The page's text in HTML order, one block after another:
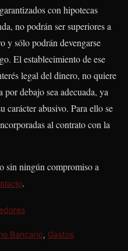
con hipotecas
no podrán ser superiores a
y sólo podrán devengarse
El establecimiento de ese
legal del dinero, no quiere
debajo sea adecuada, ya
carácter abusivo. Para ello se
al contrato con la
sin ningún compromiso a
.
Bancario, Gastos